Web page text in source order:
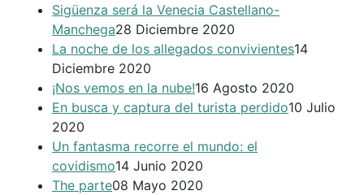
Sigüenza será la Venecia Castellano-
Manchega28 Diciembre 2020
La noche de los allegados convivientes14
Diciembre 2020
¡Nos vemos en la nube!16 Agosto 2020
En busca y captura del turista perdido10 Julio
2020
Un fantasma recorre el mundo: el
covidismo14 Junio 2020
The parte08 Mayo 2020